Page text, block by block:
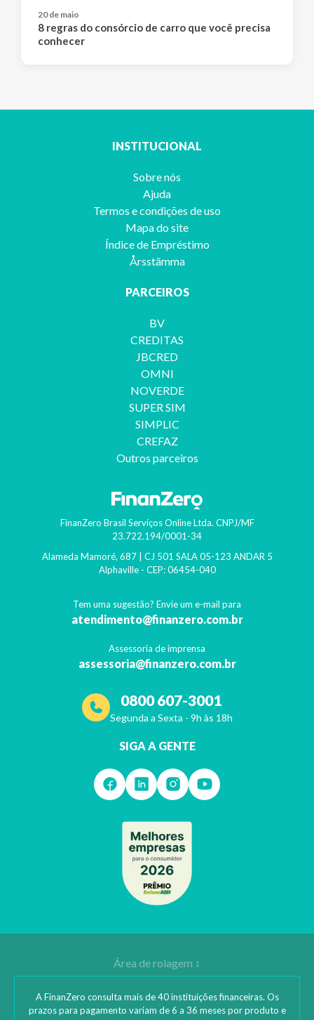
20 de maio
8 regras do consórcio de carro que você precisa
conhecer
INSTITUCIONAL
Sobre nós
Ajuda
Termos e condições de uso
Mapa do site
Índice de Empréstimo
Årsstämma
PARCEIROS
BV
CREDITAS
JBCRED
OMNI
NOVERDE
SUPER SIM
SIMPLIC
CREFAZ
Outros parceiros
FinanZero Brasil Serviços Online Ltda. CNPJ/MF
23.722.194/0001-34
Alameda Mamoré, 687 | CJ 501 SALA 05-123 ANDAR 5
Alphaville- CEP: 06454-040
Tem uma sugestão? Envie um e-mail para
atendimento@finanzero.com.br
Assessoria de imprensa
assessoria@finanzero.com.br
0800 607-3001
Segunda a Sexta - 9h às 18h
SIGA A GENTE
A FinanZero consulta mais de 40 instituições financeiras. Os
prazos para pagamento variam de 6 a 36 meses por produto e